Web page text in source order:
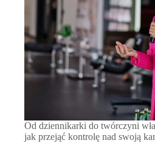
Od dziennikarki do twórczyni
jak przejąć kontrolę nad swoją